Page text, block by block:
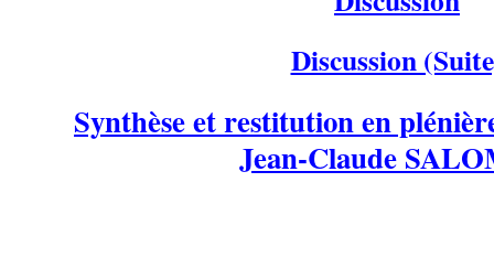
Discussion
Synthèse et restitution en
Jean-Claude